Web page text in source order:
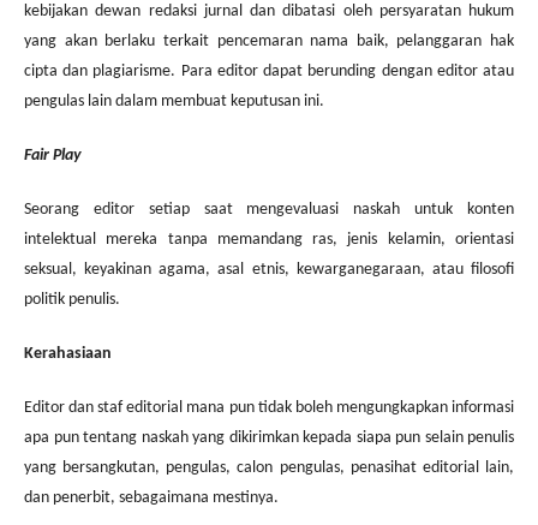
kebijakan dewan redaksi jurnal dan dibatasi oleh persyaratan hukum
yang akan berlaku terkait pencemaran nama baik, pelanggaran hak
cipta dan plagiarisme. Para editor dapat berunding dengan editor atau
pengulas lain dalam membuat keputusan ini.
Fair Play
Seorang editor setiap saat mengevaluasi naskah untuk konten
intelektual mereka tanpa memandang ras, jenis kelamin, orientasi
seksual, keyakinan agama, asal etnis, kewarganegaraan, atau filosofi
politik penulis.
Kerahasiaan
Editor dan staf editorial mana pun tidak boleh mengungkapkan informasi
apa pun tentang naskah yang dikirimkan kepada siapa pun selain penulis
yang bersangkutan, pengulas, calon pengulas, penasihat editorial lain,
dan penerbit, sebagaimana mestinya.